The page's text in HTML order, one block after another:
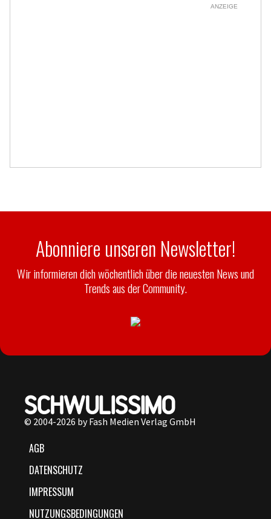
ANZEIGE
Abonniere unseren Newsletter!
Wir informieren dich wöchentlich über die neuesten News und
Trends aus der Community.
© 2004-2026 by Fash Medien Verlag GmbH
AGB
DATENSCHUTZ
IMPRESSUM
NUTZUNGSBEDINGUNGEN